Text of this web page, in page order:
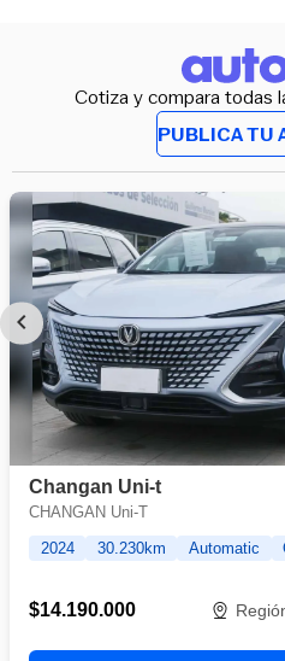
Cotiza y compara todas
PUBLICA TU